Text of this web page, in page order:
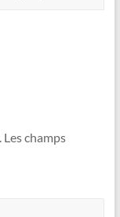
Les champs